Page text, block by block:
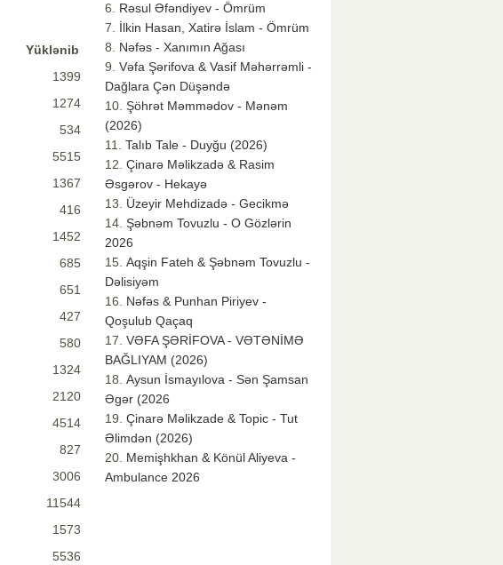
Yüklənib
1399
1274
534
5515
1367
416
1452
685
651
427
580
1324
2120
4514
827
3006
11544
1573
5536
Rəsul Əfəndiyev - Ömrüm
İlkin Hasan, Xatirə İslam - Ömrüm
Nəfəs - Xanımın Ağası
Vəfa Şərifova & Vasif Məhərrəmli -
Dağlara Çən Düşəndə
Şöhrət Məmmədov - Mənəm
(2026)
Talıb Tale - Duyğu (2026)
Çinarə Məlikzadə & Rasim
Əsgərov - Hekayə
Üzeyir Mehdizadə - Gecikmə
Şəbnəm Tovuzlu - O Gözlərin
2026
Aqşin Fateh & Şəbnəm Tovuzlu -
Dəlisiyəm
Nəfəs & Punhan Piriyev -
Qoşulub Qaçaq
VƏFA ŞƏRİFOVA - VƏTƏNİMƏ
BAĞLIYAM (2026)
Aysun İsmayılova - Sən Şamsan
Əgər (2026
Çinarə Məlikzade & Topic - Tut
Əlimdən (2026)
Memişhkhan & Könül Aliyeva -
Ambulance 2026